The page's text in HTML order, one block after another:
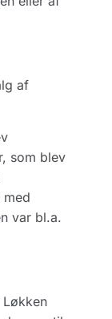
af
som blev
var bl.a.